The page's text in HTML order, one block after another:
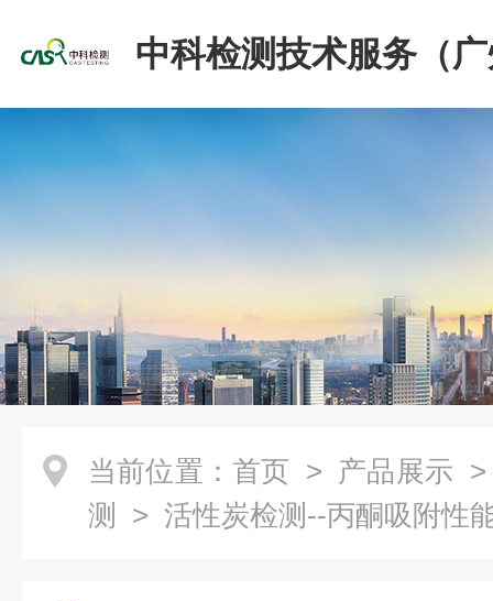
中科检测技术服务（
份有限公司
当前位置： 首页 > 产品展示
测
> 活性炭检测--丙酮吸附性